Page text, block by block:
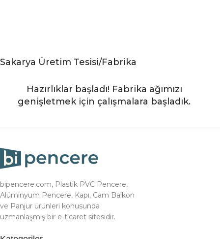
Sakarya Üretim Tesisi/Fabrika
Hazırlıklar başladı! Fabrika ağımızı
genişletmek için çalışmalara başladık.
bipencere.com, Plastik PVC Pencere,
Alüminyum Pencere, Kapı, Cam Balkon
ve Panjur ürünleri konusunda
uzmanlaşmış bir e-ticaret sitesidir.